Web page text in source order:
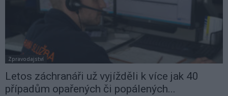
Zpravodajství
Letos záchranáři už vyjížděli k více jak 40
případům opařených či popálených...